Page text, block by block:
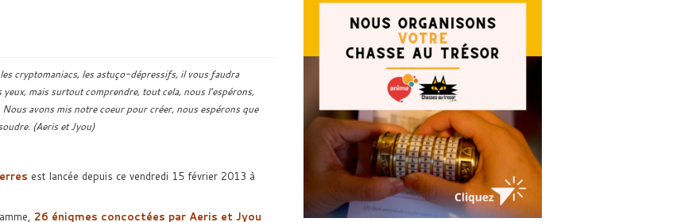
cryptomaniacs, les astuço-dépressifs, il vous faudra
mais surtout comprendre, tout cela, nous l’espérons,
avons mis notre coeur pour créer, nous espérons que
(Aeris et Jyou)
est lancée depuis ce vendredi 15 février 2013 à
26 énigmes concoctées par Aeris et Jyou